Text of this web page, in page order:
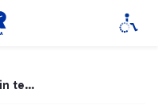
Orario voli in tempo reale